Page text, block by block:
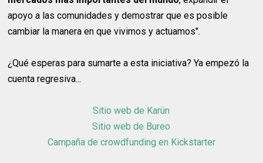
apoyo a las comunidades y demostrar que es posible
cambiar la manera en que vivimos y actuamos".
¿Qué esperas para sumarte a esta iniciativa? Ya empezó la
cuenta regresiva...
Sitio web de Karün
Sitio web de Bureo
Campaña de crowdfunding en Kickstarter